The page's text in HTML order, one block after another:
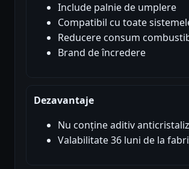
Include palnie de umplere
Compatibil cu toate
Reducere consum
Brand de încredere
Dezavantaje
Nu conține aditiv
Valabilitate 36 luni de la